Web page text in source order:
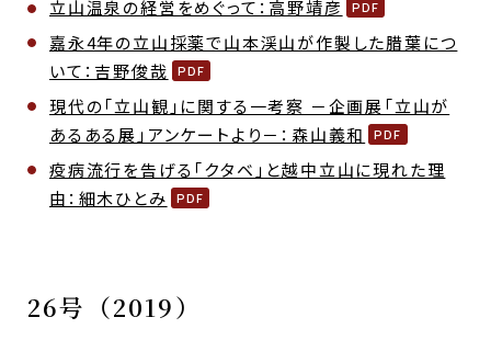
立山温泉の経営をめぐって：高野靖彦
嘉永4年の立山採薬で山本渓山が作製した腊葉につ
いて：吉野俊哉
現代の「立山観」に関する一考察 －企画展「立山が
あるある展」アンケートより－：森山義和
疫病流行を告げる「クタベ」と越中立山に現れた理
由：細木ひとみ
26号（2019）